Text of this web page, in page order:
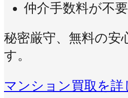
仲介手数料が不要
秘密厳守、無料の安
す。
マンション買取を詳